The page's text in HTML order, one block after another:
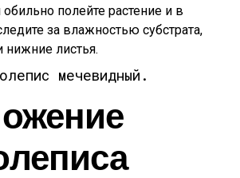
полейте растение и в
за влажностью субстрата,
нижние листья.
мечевидный.